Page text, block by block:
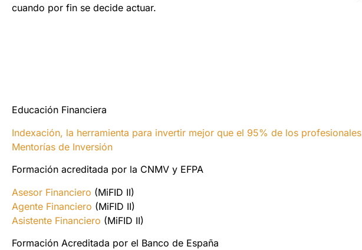
cuando por fin se decide actuar.
Educación Financiera
Indexación, la herramienta para invertir mejor que el 95% de los profesionales
Mentorías de Inversión
Formación acreditada por la CNMV y EFPA
Asesor Financiero (MiFID II)
Agente Financiero (MiFID II)
Asistente Financiero (MiFID II)
Formación Acreditada por el Banco de España